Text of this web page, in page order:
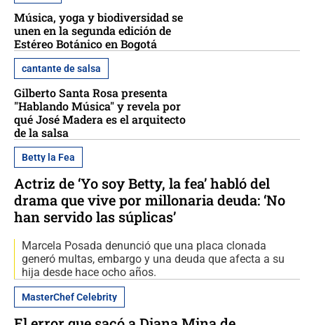
Música, yoga y biodiversidad se
unen en la segunda edición de
Estéreo Botánico en Bogotá
cantante de salsa
Gilberto Santa Rosa presenta
"Hablando Música" y revela por
qué José Madera es el arquitecto
de la salsa
Betty la Fea
Actriz de ‘Yo soy Betty, la fea’ habló del
drama que vive por millonaria deuda: ‘No
han servido las súplicas’
Marcela Posada denunció que una placa clonada
generó multas, embargo y una deuda que afecta a su
hija desde hace ocho años.
MasterChef Celebrity